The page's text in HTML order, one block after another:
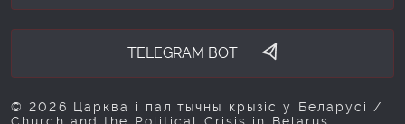
TELEGRAM BOT
© 2026 Царква і палітычны крызіс у Беларусі /